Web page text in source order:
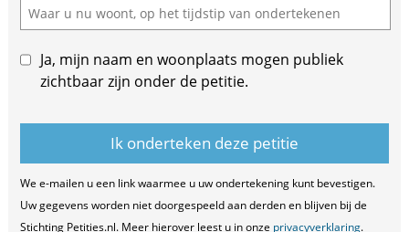
Ja, mijn naam en woonplaats mogen publiek
zichtbaar zijn onder de petitie.
We e-mailen u een link waarmee u uw ondertekening kunt bevestigen.
Uw gegevens worden niet doorgespeeld aan derden en blijven bij de
Stichting Petities.nl. Meer hierover leest u in onze privacyverklaring.